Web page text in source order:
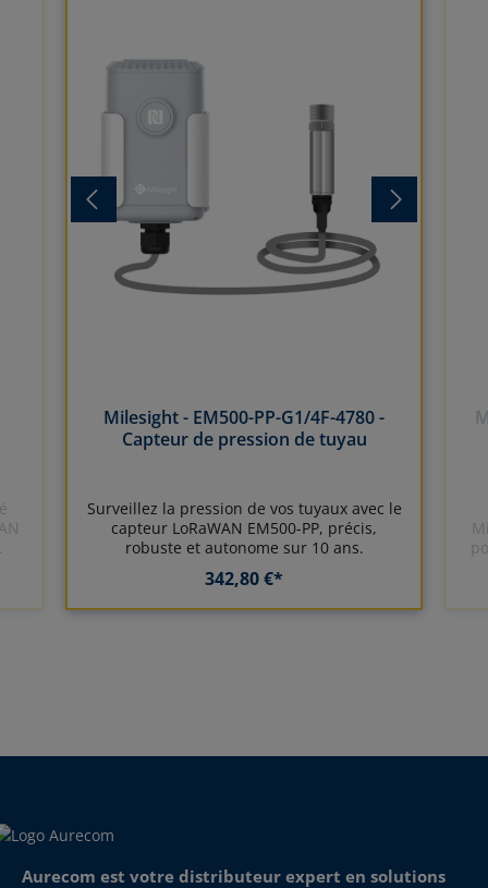
Milesight - EM500-PP-G1/4F-4780 -
Capteur de pression de tuyau
Surveillez la pression de vos tuyaux avec le
capteur LoRaWAN EM500-PP, précis,
robuste et autonome sur 10 ans.
342,80 €*
Aurecom est votre distributeur expert en solutions